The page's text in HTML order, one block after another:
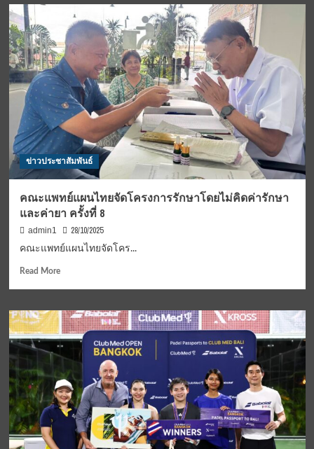
พัทยา
15
–
21
พฤศจิกายน
นี้!
Villa
Corail
ชวน
สัมผัส
ความ
งดงาม
ของ
เกาะ
ฟู้ก๊
วก
ประเทศ
เวียดนาม
เมดิเตอร์เรเนียน
สุด
หรู
ริม
ทะเล
ข่าวประชาสัมพันธ์
คณะแพทย์แผนไทยจัดโครงการรักษาโดยไม่คิดค่ารักษา
และค่ายา ครั้งที่ 8
admin1 28/10/2025
คณะแพทย์แผนไทยจัดโคร...
Read MoreRead
คณะ
แพทย์
แผน
ไทย
โครงการ
รักษา
โดย
ไม่